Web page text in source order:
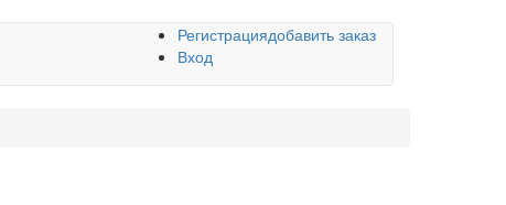
Регистрация
Вход
добавить заказ